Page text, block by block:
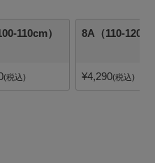
110cm）
税込
8A（110-
¥4,290 税込